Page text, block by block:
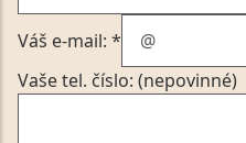
Váš e-mail: *
Vaše tel. číslo: (nepovinné)